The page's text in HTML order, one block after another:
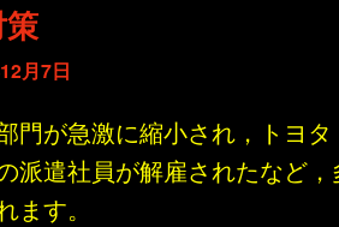
月7日
門が急激に縮小され，トヨ
派遣社員が解雇されたなど
ます。